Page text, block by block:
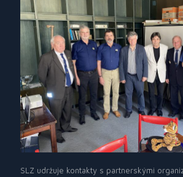
SLZ udržuje kontakty s partnerskými